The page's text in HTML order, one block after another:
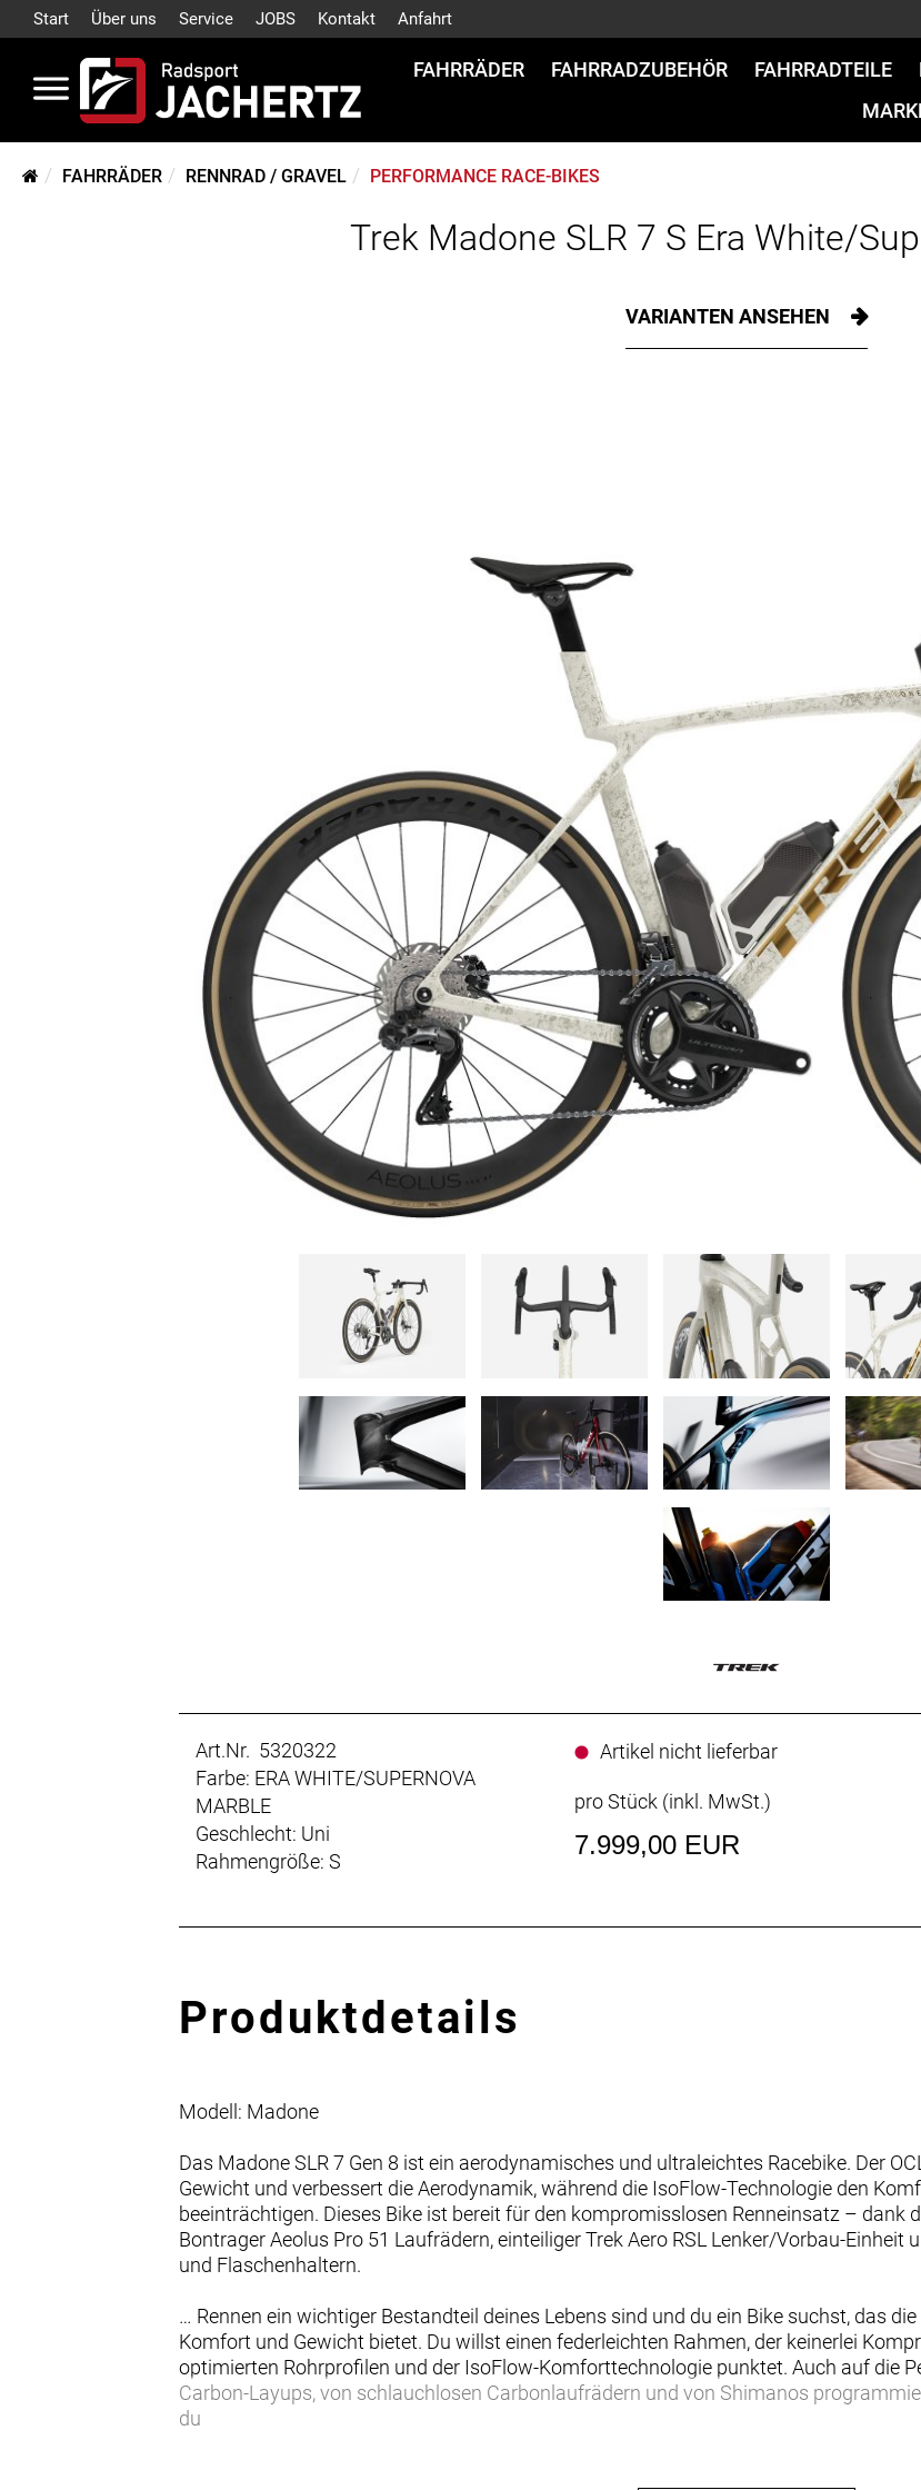
Start Über uns Service JOBS Kontakt Anfahrt
FAHRRÄDER FAHRRADZUBEHÖR FAHRRADTEILE
FAHRRÄDER RENNRAD / GRAVEL PERFORMANCE RACE-BIKES
Trek Madone SLR 7 S Era White/
VARIANTEN ANSEHEN
Art.Nr. 5320322
Farbe: ERA WHITE/SUPERNOVA
MARBLE
Geschlecht: Uni
Rahmengröße: S
Artikel nicht lieferbar
pro Stück (inkl. MwSt.)
7.999,00 EUR
Produktdetails
Modell: Madone
Das Madone SLR 7 Gen 8 ist ein aerodynamisches und ultraleichtes Racebike. Der
Gewicht und verbessert die Aerodynamik, während die IsoFlow-Technologie den
beeinträchtigen. Dieses Bike ist bereit für den kompromisslosen Renneinsatz – dank
Bontrager Aeolus Pro 51 Laufrädern, einteiliger Trek Aero RSL Lenker/Vorbau-
und Flaschenhaltern.
… Rennen ein wichtiger Bestandteil deines Lebens sind und du ein Bike suchst, das
Komfort und Gewicht bietet. Du willst einen federleichten Rahmen, der keinerlei
optimierten Rohrprofilen und der IsoFlow-Komforttechnologie punktet. Auch auf die
Carbon-Layups, von schlauchlosen Carbonlaufrädern und von Shimanos
du